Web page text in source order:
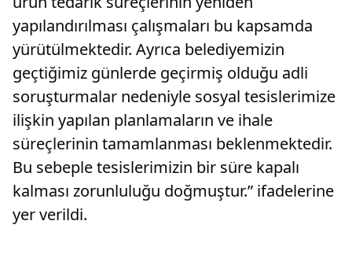
yapılandırılması çalışmaları bu kapsamda
yürütülmektedir. Ayrıca belediyemizin
geçtiğimiz günlerde geçirmiş olduğu adli
soruşturmalar nedeniyle sosyal tesislerimize
ilişkin yapılan planlamaların ve ihale
süreçlerinin tamamlanması beklenmektedir.
Bu sebeple tesislerimizin bir süre kapalı
kalması zorunluluğu doğmuştur.” ifadelerine
yer verildi.